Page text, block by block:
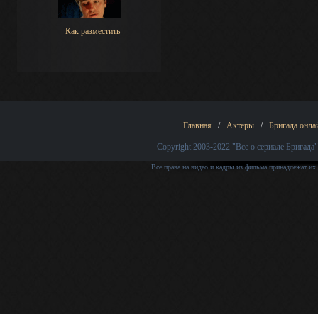
Как разместить
Главная / Актеры / Бригада
Copyright 2003-2022 "Все о сериале Бригада"
Все права на видео и кадры из фильма принадлежат